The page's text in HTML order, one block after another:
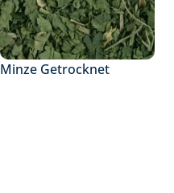
Minze Getrocknet